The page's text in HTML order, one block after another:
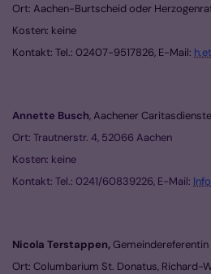
Ort: Aachen-Burtscheid oder
Kosten: keine
Kontakt: Tel.: 02407-9517826, E-Mail:
Annette Busch,Aachener
Ort: Trautnerstr. 4, 52066 Aachen
Kosten: keine
Kontakt: Tel.: 0241/60839226, E-Mail:
Nicola Terstappen,
Ort: Columbarium St. Donatus, Richard-